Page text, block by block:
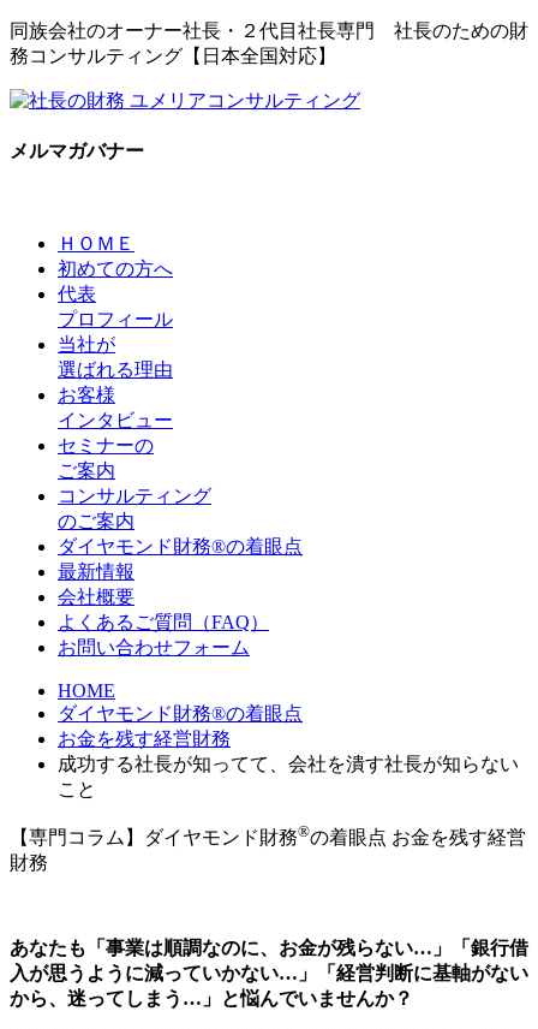
同族会社のオーナー社長・２代目社長専門 社長のための財
務コンサルティング【日本全国対応】
メルマガバナー
ＨＯＭＥ
初めての方へ
代表
プロフィール
当社が
選ばれる理由
お客様
インタビュー
セミナーの
ご案内
コンサルティング
のご案内
ダイヤモンド財務®の着眼点
最新情報
会社概要
よくあるご質問（FAQ）
お問い合わせフォーム
HOME
ダイヤモンド財務®の着眼点
お金を残す経営財務
成功する社長が知ってて、会社を潰す社長が知らない
こと
【専門コラム】ダイヤモンド財務®の着眼点 お金を残す経営
財務
あなたも「事業は順調なのに、お金が残らない…」「銀行借
入が思うように減っていかない…」「経営判断に基軸がない
から、迷ってしまう…」と悩んでいませんか？